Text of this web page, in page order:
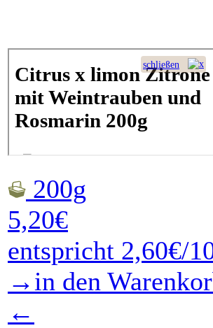
200g
5,20€
entspricht 2,60€/
→in den
←